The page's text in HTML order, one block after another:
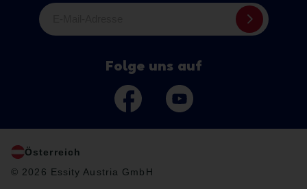
Folge uns auf
Österreich
© 2026 Essity Austria GmbH